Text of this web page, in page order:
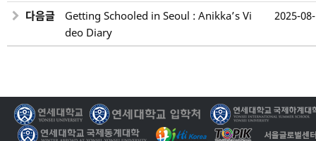
다음글
Getting Schooled in Seoul : Anikka’s Vi
deo Diary
2025-